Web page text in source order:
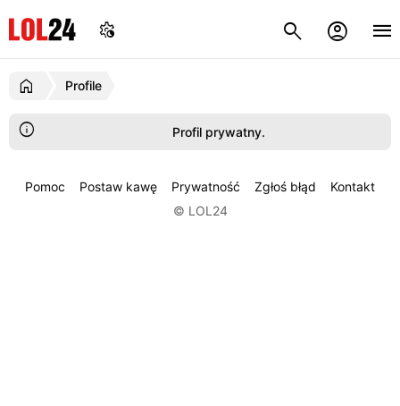
Profile
Profil prywatny.
Pomoc Postaw kawę Prywatność Zgłoś błąd
Kontakt
© LOL24